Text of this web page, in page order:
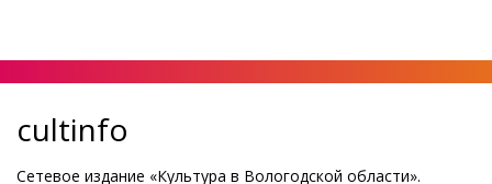
cultinfo
Сетевое издание «Культура в Вологодской области».